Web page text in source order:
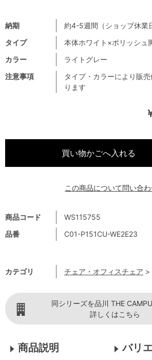
商品コード
WS115755
品番
C01-P151CU-WE2E23
カテゴリ チェア・オフィスチェア >
注意事項
タイプ・カラーにより販
ります
納期
約4-5週間（ショップ休業
タイプ
本体ホワイト×ポリッシュ
カラー
ライトグレー
この商品について問い合わ
同シリーズを品川 THE
詳しくはこちら
商品説明 バリ